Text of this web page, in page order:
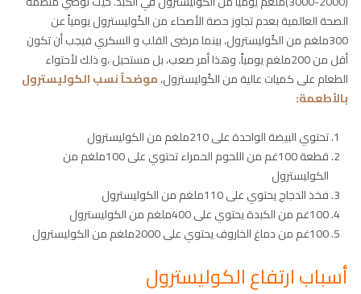
الصحة العالمية بعدم تجاوز حصة الأصحاء من الكُوليسترول يومياً عن
300ملغم من الكُوليسترول، بينما مرضى القلب و السكري فيجب أن تكون
أقل من 200ملغم يومياً. وهذا أمر صعب، بل مستحيل ،و ذلك لأحتواء
الطعام على كميات عالية من الكُوليسترول،موضحاً نسب الكوليسترول
بالأطعمة:
تحتوي البيضة الواحدة على 210ملغم من الكوليسترول
قطعة 100غم من اللحوم الحمراء تحتوي على 100ملغم من
الكوليسترول
فخذ الدجاج يحتوي على 110ملغم من الكوليسترول
100غم من الكبدة يحتوي على 400ملغم من الكوليسترول
100غم من دماغ الخاروف يحتوي على 2000ملغم من الكوليسترول
أسباب ارتفاع الكوليسترول